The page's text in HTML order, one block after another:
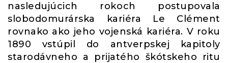
nasledujúcich rokoch postupovala
slobodomurárska kariéra Le Clément
rovnako ako jeho vojenská kariéra. V roku
1890 vstúpil do antverpskej kapitoly
starodávneho a prijatého škótskeho ritu